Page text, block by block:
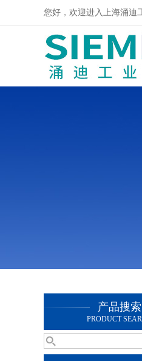
您好，欢迎进入上海涌迪
产品搜索
PRODUCT